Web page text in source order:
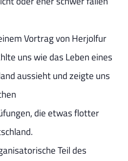
Vortrag von Herjolfur
uns wie das Leben eines
aussieht und zeigte uns
die etwas flotter
Teil des